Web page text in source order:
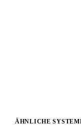
ÄHNLICHE